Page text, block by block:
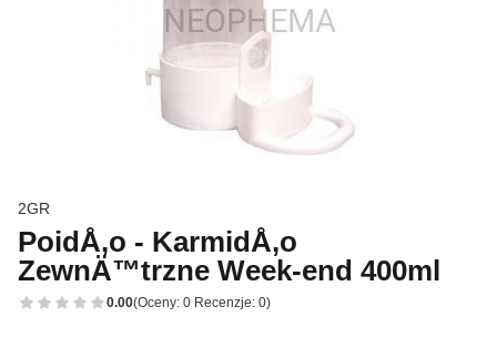
2GR
PoidÅ‚o - KarmidÅ‚o
ZewnÄ™trzne Week-end 400ml
0.00(Oceny: 0 Recenzje: 0)